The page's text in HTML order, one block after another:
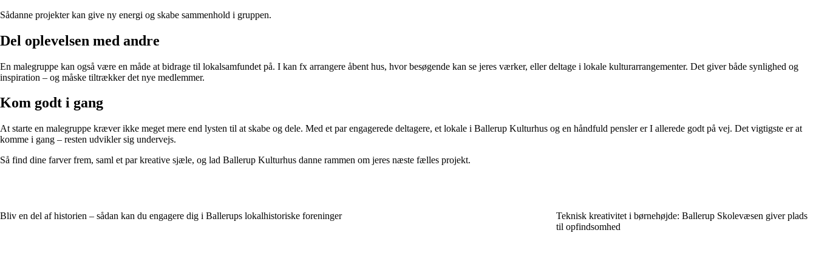
Sådanne projekter kan give ny energi og skabe sammenhold i gruppen.
Del oplevelsen med andre
En malegruppe kan også være en måde at bidrage til lokalsamfundet på. I kan fx arrangere åbent hus, hvor besøgende kan se jeres værker, eller deltage i lokale kulturarrangementer. Det giver både synlighed og
inspiration – og måske tiltrækker det nye medlemmer.
Kom godt i gang
At starte en malegruppe kræver ikke meget mere end lysten til at skabe og dele. Med et par engagerede deltagere, et lokale i Ballerup Kulturhus og en håndfuld pensler er I allerede godt på vej. Det vigtigste er at
komme i gang – resten udvikler sig undervejs.
Så find dine farver frem, saml et par kreative sjæle, og lad Ballerup Kulturhus danne rammen om jeres næste fælles projekt.
Bliv en del af historien – sådan kan du engagere dig i Ballerups lokalhistoriske foreninger
Teknisk kreativitet i børnehøjde: Ballerup Skolevæsen giver plads
til opfindsomhed